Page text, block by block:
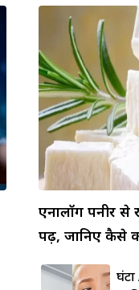
एनालॉग पनीर
पढ़ें, जानिए कैसे